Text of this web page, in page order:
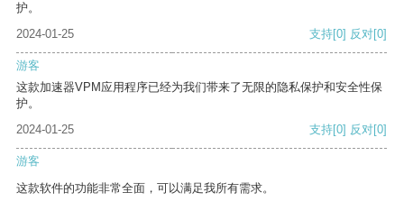
护。
2024-01-25
支持[0] 反对[0]
游客
这款加速器VPM应用程序已经为我们带来了无限的隐私保护和安全性保
护。
2024-01-25
支持[0] 反对[0]
游客
这款软件的功能非常全面，可以满足我所有需求。